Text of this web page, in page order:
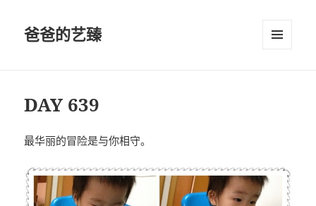
爸爸的艺臻
DAY 639
最华丽的冒险是与你相守。